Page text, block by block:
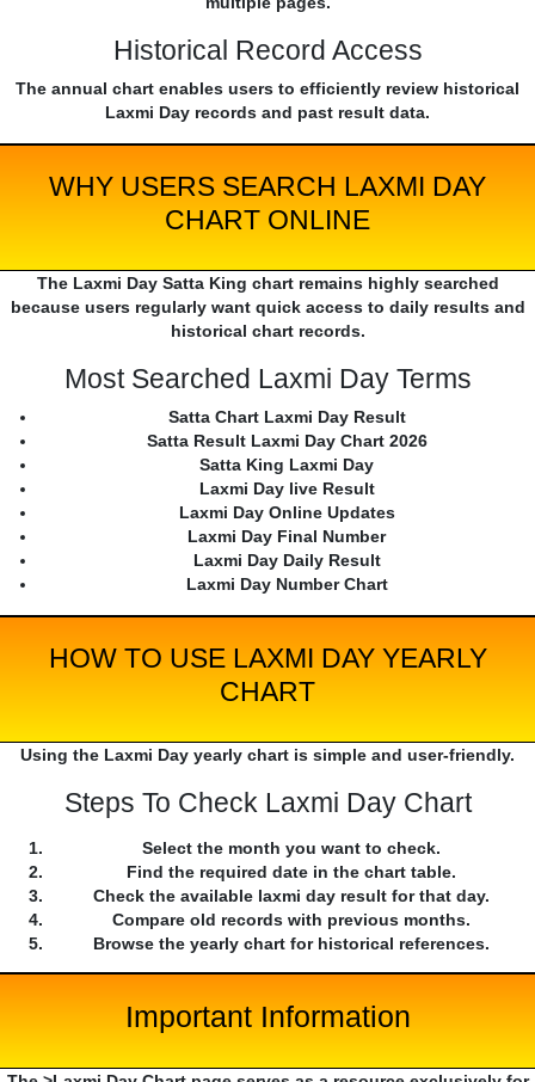
Historical Record Access
The annual chart enables users to efficiently review historical
Laxmi Day records and past result data.
WHY USERS SEARCH LAXMI DAY
CHART ONLINE
The Laxmi Day Satta King chart remains highly searched
because users regularly want quick access to daily results and
historical chart records.
Most Searched Laxmi Day Terms
Satta Chart Laxmi Day Result
Satta Result Laxmi Day Chart 2026
Satta King Laxmi Day
Laxmi Day live Result
Laxmi Day Online Updates
Laxmi Day Final Number
Laxmi Day Daily Result
Laxmi Day Number Chart
HOW TO USE LAXMI DAY YEARLY
CHART
Using the Laxmi Day yearly chart is simple and user-friendly.
Steps To Check Laxmi Day Chart
Select the month you want to check.
Find the required date in the chart table.
Check the available laxmi day result for that day.
Compare old records with previous months.
Browse the yearly chart for historical references.
Important Information